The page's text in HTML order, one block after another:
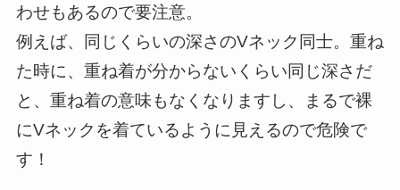
わせもあるので要注意。
例えば、同じくらいの深さのVネック同士。重ね
た時に、重ね着が分からないくらい同じ深さだ
と、重ね着の意味もなくなりますし、まるで裸
にVネックを着ているように見えるので危険で
す！